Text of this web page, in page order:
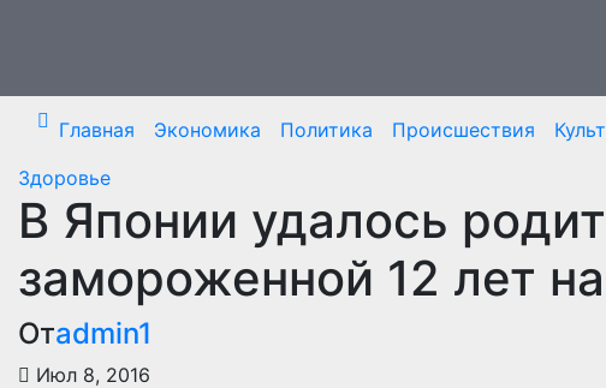
Главная Экономика Политика Происшествия
Здоровье
В Японии удалось
замороженной 12 лет
Отadmin1
Июл 8, 2016